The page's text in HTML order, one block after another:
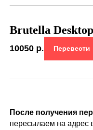
Brutella
10050 р. Перевести
После получения
пересылаем на адрес